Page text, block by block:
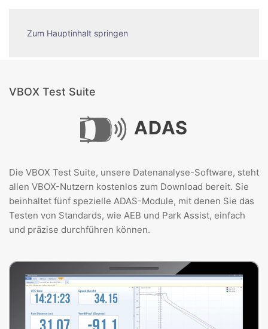
Zum Hauptinhalt springen
VBOX Test Suite
ADAS
Die VBOX Test Suite, unsere Datenanalyse-Software, steht
allen VBOX-Nutzern kostenlos zum Download bereit. Sie
beinhaltet fünf spezielle ADAS-Module, mit denen Sie das
Testen von Standards, wie AEB und Park Assist, einfach
und präzise durchführen können.